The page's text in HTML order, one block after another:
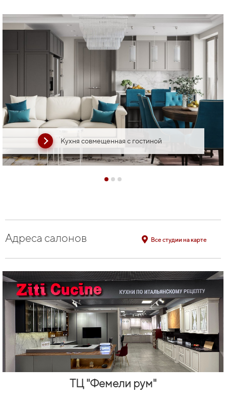
Кухня совмещенная с гостиной
Адреса салонов Все студии на карте
ТЦ "Фемели рум"